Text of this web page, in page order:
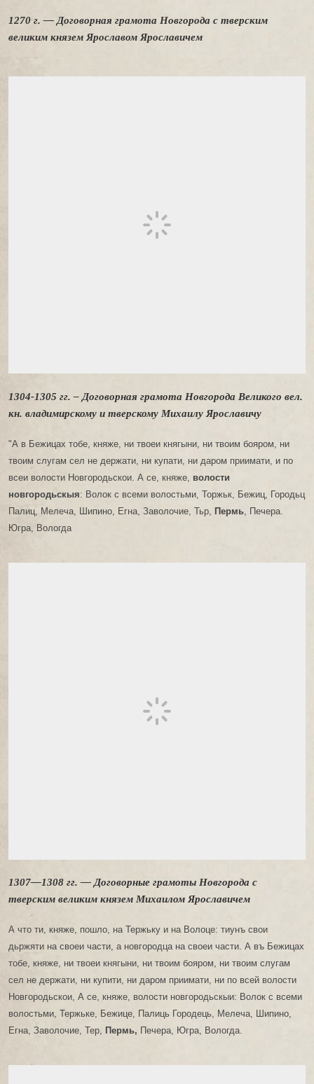
1270 г. — Договорная грамота Новгорода с тверским
великим князем Ярославом Ярославичем
1304-1305 гг. – Договорная грамота Новгорода Великого вел.
кн. владимирскому и тверскому Михаилу Ярославичу
"А в Бежицах тобе, княже, ни твоеи княгыни, ни твоим бояром, ни
твоим слугам сел не держати, ни купати, ни даром приимати, и по
всеи волости Новгородьскои. А се, княже, волости
новгородьскыя: Волок с всеми волостьми, Торжьк, Бежиц, Городьц
Палиц, Мелеча, Шипино, Егна, Заволочие, Тьр,
Пермь , Печера.
Югра, Вологда
1307—1308 гг. — Договорные грамоты Новгорода с
тверским великим князем Михаилом Ярославичем
А что ти, княже, пошло, на Тержьку и на Волоце: тиунъ свои
дьржяти на своеи части, а новгородца на своеи части. А въ Бежицах
тобе, княже, ни твоеи княгыни, ни твоим бояром, ни твоим слугам
сел не держати, ни купити, ни даром приимати, ни по всей волости
Новгородьскои, А се, княже, волости новгородьскыи: Волок с всеми
волостьми, Тержьке, Бежице, Палиць Городець, Мелеча, Шипино,
Егна, Заволочие, Тер, Пермь, Печера, Югра, Вологда.